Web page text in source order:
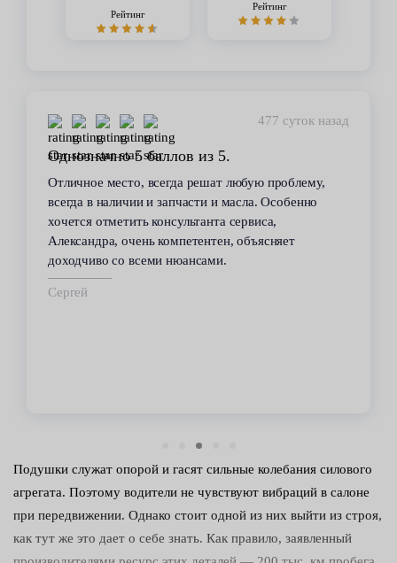
Рейтинг
Рейтинг
477 суток назад
Однозначно 5 баллов из 5.
Отличное место, всегда решат любую проблему,
всегда в наличии и запчасти и масла. Особенно
хочется отметить консультанта сервиса,
Александра, очень компетентен, объясняет
доходчиво со всеми нюансами.
Сергей
Подушки служат опорой и гасят сильные колебания силового
агрегата. Поэтому водители не чувствуют вибраций в салоне
при передвижении. Однако стоит одной из них выйти из строя,
как тут же это дает о себе знать. Как правило, заявленный